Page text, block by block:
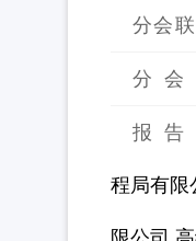
分会
分会
报告
程局有限